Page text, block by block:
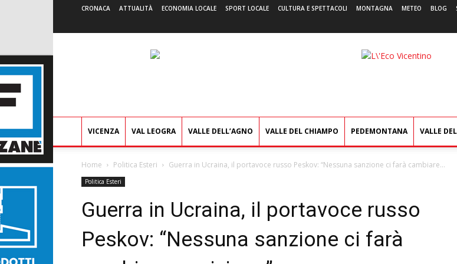
CRONACA ATTUALITÀ ECONOMIA LOCALE SPORT LOCALE CULTURA E SPETTACOLI MONTAGNA METEO BLOG
L'Eco
VICENZA VAL LEOGRA VALLE DELL’AGNO VALLE DEL CHIAMPO PEDEMONTANA VALLE
Home Politica Esteri Guerra in Ucraina, il portavoce russo Peskov: “Nessuna sanzione ci farà cambiare...
Politica Esteri
Guerra in Ucraina, il portavoce russo
Peskov: “Nessuna sanzione ci farà